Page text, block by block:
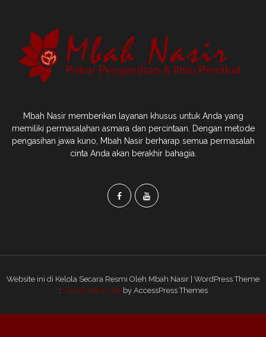
Mbah Nasir memberikan layanan khusus untuk Anda yang
memiliki permasalahan asmara dan percintaan. Dengan metode
pengasihan jawa kuno, Mbah Nasir berharap semua permasalah
cinta Anda akan berakhir bahagia.
Website ini di Kelola Secara Resmi Oleh Mbah Nasir | WordPress Theme
: Construction Liteby AccessPress Themes